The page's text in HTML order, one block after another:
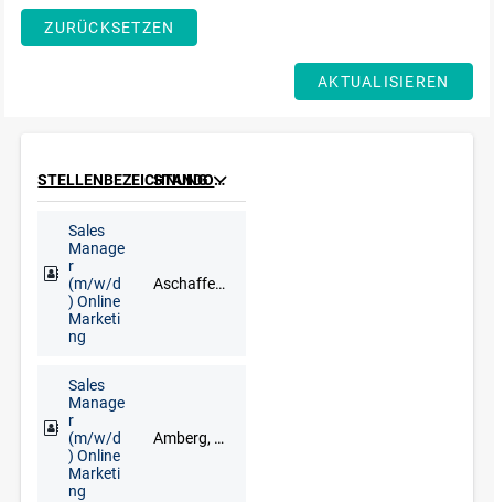
ZURÜCKSETZEN
AKTUALISIEREN
STELLENBEZEICHNUNG STANDORT
Sales
Manage
r
(m/w/d
) Online
Marketi
ng
Aschaffenburg, Bad Brückenau, Bad Kissingen, Bad Neustadt an der Saale, Darmstadt, Haßfurt, Lohr am Main, Miltenberg, Schweinfurt, Würzburg
Sales
Manage
r
(m/w/d
) Online
Marketi
ng
Amberg, Cham, Neumarkt in der Oberpfalz, Regensburg, Schwandorf, Vohenstrauß, Weiden